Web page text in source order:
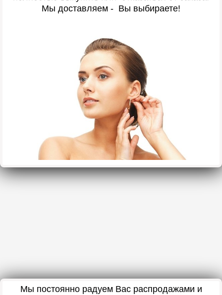
Мы доставляем - Вы выбираете!
Мы постоянно радуем Вас распродажами и